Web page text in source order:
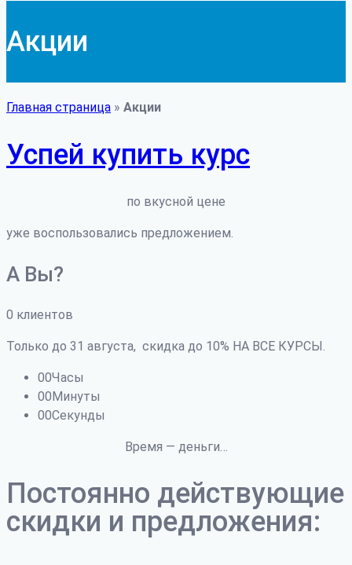
Акции
Главная страница » Акции
Успей купить курс
по вкусной цене
уже воспользовались предложением.
А Вы?
0 клиентов
Только до 31 августа, скидка до 10% НА ВСЕ КУРСЫ.
00Часы
00Минуты
00Секунды
Время — деньги…
Постоянно действующие
скидки и предложения: